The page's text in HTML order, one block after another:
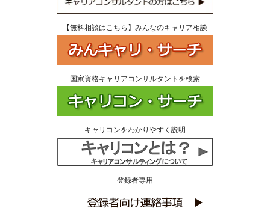
【無料相談はこちら】みんなのキャリア相談
国家資格キャリアコンサルタントを検索
キャリコンをわかりやすく説明
登録者専用